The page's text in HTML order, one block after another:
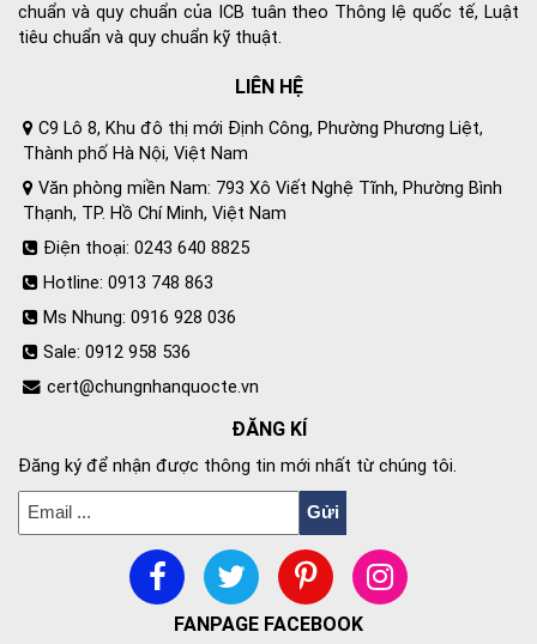
chuẩn và quy chuẩn của ICB tuân theo Thông lệ quốc tế, Luật
tiêu chuẩn và quy chuẩn kỹ thuật.
LIÊN HỆ
C9 Lô 8, Khu đô thị mới Định Công, Phường Phương Liệt,
Thành phố Hà Nội, Việt Nam
Văn phòng miền Nam: 793 Xô Viết Nghệ Tĩnh, Phường Bình
Thạnh, TP. Hồ Chí Minh, Việt Nam
Điện thoại: 0243 640 8825
Hotline: 0913 748 863
Ms Nhung: 0916 928 036
Sale: 0912 958 536
cert@chungnhanquocte.vn
ĐĂNG KÍ
Đăng ký để nhận được thông tin mới nhất từ chúng tôi.
FANPAGE FACEBOOK